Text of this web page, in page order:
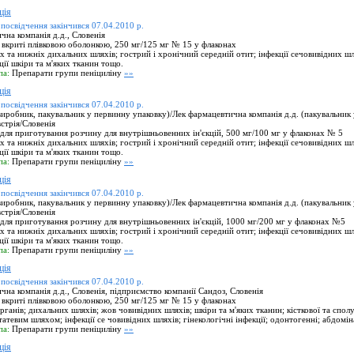
закінчився 07.04.2010 р.
компанія д.д., Словенія
плівковою оболонкою, 250 мг/125 мг № 15 у флаконах
та нижніх дихальних шляхів; гострий і хронічний середній отит; інфекції сечовивідних
шкіри та м'яких тканин тощо.
Препарати групи пеніциліну »»
закінчився 07.04.2010 р.
пакувальник у первинну упаковку)/Лек фармацевтична компанія д.д. (пакувальник
Словенія
приготування розчину для внутрішньовенних ін'єкцій, 500 мг/100 мг у флаконах № 5
та нижніх дихальних шляхів; гострий і хронічний середній отит; інфекції сечовивідних
шкіри та м'яких тканин тощо.
Препарати групи пеніциліну »»
закінчився 07.04.2010 р.
пакувальник у первинну упаковку)/Лек фармацевтична компанія д.д. (пакувальник
Словенія
приготування розчину для внутрішньовенних ін'єкцій, 1000 мг/200 мг у флаконах №5
та нижніх дихальних шляхів; гострий і хронічний середній отит; інфекції сечовивідних
шкіри та м'яких тканин тощо.
Препарати групи пеніциліну »»
закінчився 07.04.2010 р.
компанія д.д., Словенія, підприємство компанії Сандоз, Словенія
плівковою оболонкою, 250 мг/125 мг № 15 у флаконах
дихальних шляхів; жов човивідних шляхів; шкіри та м'яких тканин; кісткової та
шляхом; інфекції се човивідних шляхів; гінекологічні інфекції; одонтогенні;
Препарати групи пеніциліну »»